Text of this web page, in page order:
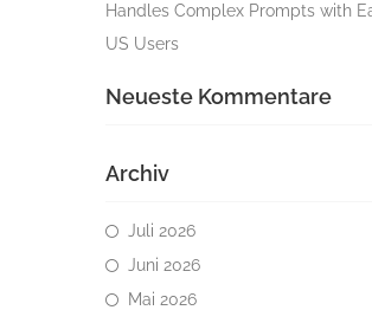
Handles Complex Prompts with
US Users
Neueste Kommentare
Archiv
Juli 2026
Juni 2026
Mai 2026